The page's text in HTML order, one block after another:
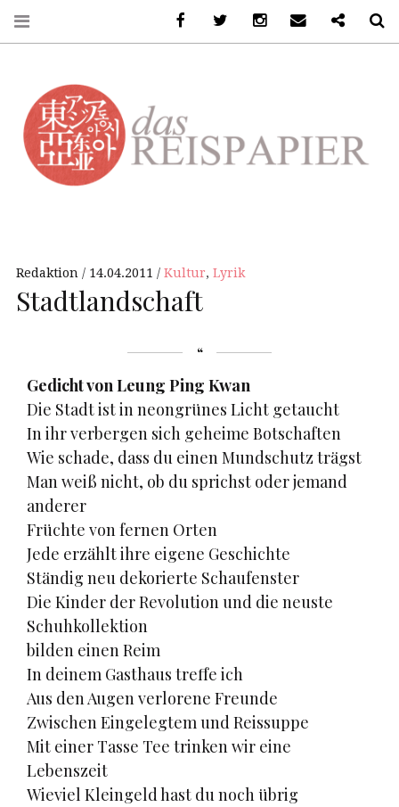
Redaktion 14.04.2011 Kultur, Lyrik
Stadtlandschaft
Gedicht von Leung Ping Kwan
Die Stadt ist in neongrünes Licht getaucht
In ihr verbergen sich geheime Botschaften
Wie schade, dass du einen Mundschutz trägst
Man weiß nicht, ob du sprichst oder jemand
anderer
Früchte von fernen Orten
Jede erzählt ihre eigene Geschichte
Ständig neu dekorierte Schaufenster
Die Kinder der Revolution und die neuste
Schuhkollektion
bilden einen Reim
In deinem Gasthaus treffe ich
Aus den Augen verlorene Freunde
Zwischen Eingelegtem und Reissuppe
Mit einer Tasse Tee trinken wir eine
Lebenszeit
Wieviel Kleingeld hast du noch übrig
FacebookTwitter InstagramEmail Ko-Fi